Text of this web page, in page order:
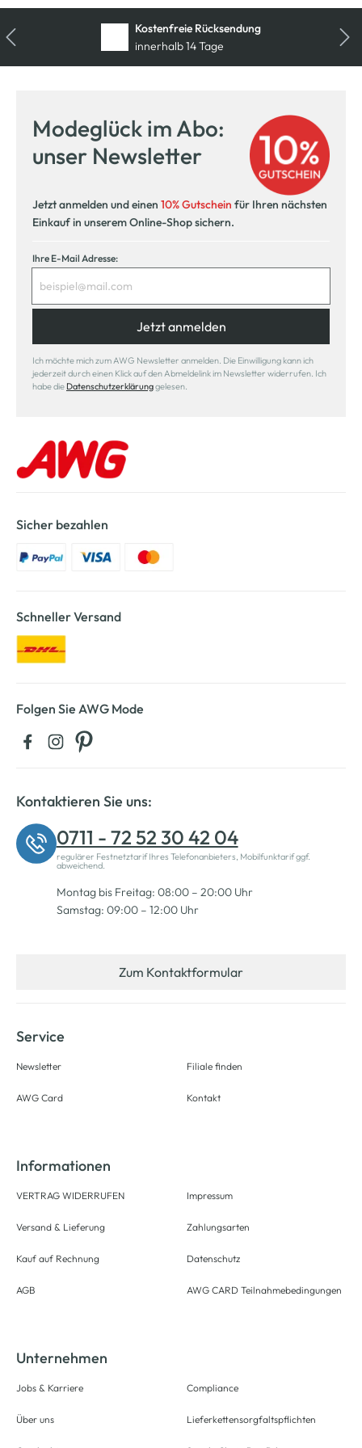
Kostenfreie Rücksendung
innerhalb 14 Tage
Modeglück im Abo:
unser Newsletter
Jetzt anmelden und einen 10% Gutschein für Ihren nächsten
Einkauf in unserem Online-Shop sichern.
Ihre E-Mail Adresse:
Jetzt anmelden
Ich möchte mich zum AWG Newsletter anmelden. Die Einwilligung kann ich
jederzeit durch einen Klick auf den Abmeldelink im Newsletter widerrufen. Ich
habe die Datenschutzerklärunggelesen.
Sicher bezahlen
Schneller Versand
Folgen Sie AWG Mode
Kontaktieren Sie uns:
0711 - 72 52 30 42 04
regulärer Festnetztarif Ihres Telefonanbieters, Mobilfunktarif ggf.
abweichend.
Montag bis Freitag: 08:00 – 20:00 Uhr
Samstag: 09:00 – 12:00 Uhr
Zum Kontaktformular
Service
Newsletter
AWG Card
Filiale finden
Kontakt
Informationen
VERTRAG WIDERRUFEN
Versand & Lieferung
Kauf auf Rechnung
AGB
Impressum
Zahlungsarten
Datenschutz
AWG CARD Teilnahmebedingungen
Unternehmen
Jobs & Karriere
Über uns
Compliance
Lieferkettensorgfaltspflichten